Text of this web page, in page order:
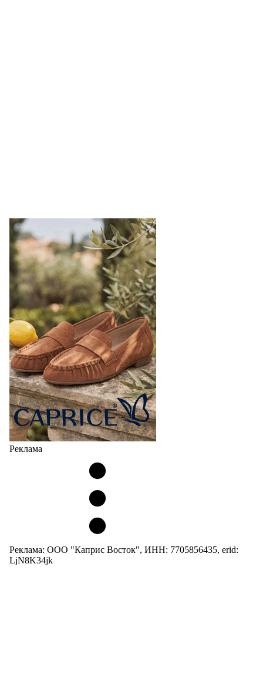
Реклама
Реклама: ООО "Каприс Восток", ИНН: 7705856435, erid:
LjN8K34jk